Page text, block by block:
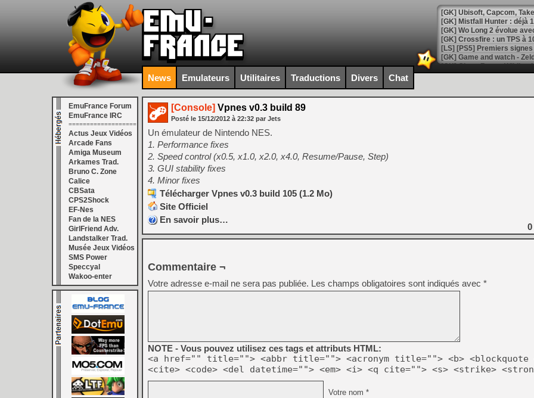
[GK] Mistfall Hunter : déjà
[GK] Wo Long 2 évolue
[GK] Crossfire : un TPS à
[LS] [PS5] Premiers
[Mo5] DOOM arrive en
[GK] Bethesda fête les 30
[GK] Roblox : l'action en
[GK] Agenda - GeForce
[LS] [PS5] ps5-y2jb-
[GK] Pourquoi Marvel
[GK] Test : Restory : Chill
[GK] GTA 6 : Rockstar
[GK] Hot Wheels Infinite
[GK] Mémoire cash -
[GK] Résultats Nintendo :
[GK] Déjà des
[Mo5] Brickboy cherche à
[GK] Minecraft et ses «
[GK] Beast of
[GK] Mémoire cash -
[GK] Dan Houser (GTA)
[GK] Comment EA Sports
[GK] Crimson Moon : un
[GK] Isle of Reveries : le
[GK] Moonlighter 2 : The
[GK] Capcom relance
News Emulateurs Utilitaires Traductions Divers Chat
EmuFrance Forum
EmuFrance IRC
===================
Actus Jeux Vidéos
Arcade Fans
Amiga Museum
Arkames Trad.
Bruno C. Zone
Calice
CBSata
CPS2Shock
EF-Nes
Fan de la NES
GirlFriend Adv.
Landstalker Trad.
Musée Jeux Vidéos
SMS Power
Speccyal
Wakoo-enter
[Console] Vpnes v0.3 build 89
Posté le 15/12/2012 à 22:32 par Jets
Un émulateur de Nintendo NES.
1. Performance fixes
2. Speed control (x0.5, x1.0, x2.0, x4.0, Resume/Pause, Step)
3. GUI stability fixes
4. Minor fixes
Télécharger Vpnes v0.3 build 105 (1.2 Mo)
Site Officiel
En savoir plus…
0
Commentaire ¬
Votre adresse e-mail ne sera pas publiée. Les champs obligatoires sont indiqués avec *
NOTE - Vous pouvez utilisez ces tags et attributs HTML:
<a href="" title=""> <abbr title=""> <acronym title=""> <b> <blockquote
<cite> <code> <del datetime=""> <em> <i> <q cite=""> <s> <strike>
Votre nom *